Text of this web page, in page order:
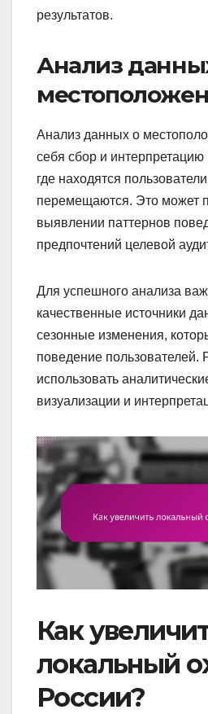
результатов.
Анализ
Анализ данных о
себя сбор и
где находятся
перемещаются. Это может
выявлении паттернов
предпочтений целевой
Для успешного анализа
качественные источники
сезонные изменения,
поведение пользователей.
использовать
визуализации и
Как
локальный
России?